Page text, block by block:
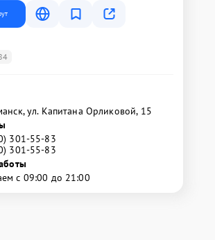
ул. Капитана Орликовой, 15
301-55-83
301-55-83
с 09:00 до 21:00